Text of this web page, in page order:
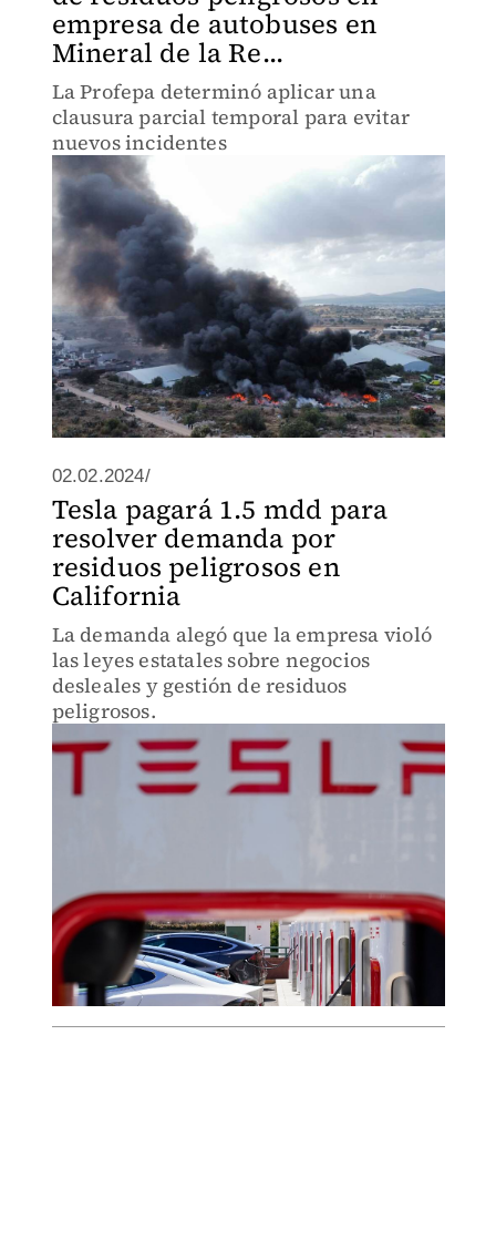
empresa de autobuses en
Mineral de la Re...
La Profepa determinó aplicar una
clausura parcial temporal para evitar
nuevos incidentes
02.02.2024/
Tesla pagará 1.5 mdd para
resolver demanda por
residuos peligrosos en
California
La demanda alegó que la empresa violó
las leyes estatales sobre negocios
desleales y gestión de residuos
peligrosos.